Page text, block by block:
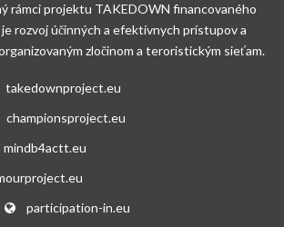
rámci projektu TAKEDOWN financovaného
rozvoj účinných a efektívnych prístupov a
zločinom a teroristickým sieťam.
takedownproject.eu
championsproject.eu
mindb4actt.eu
participation-in.eu